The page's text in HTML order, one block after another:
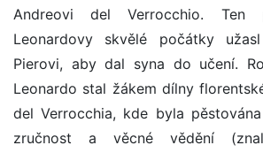
Andreovi del Verrocchio.
Leonardovy skvělé počátky
Pierovi, aby dal syna do učení.
Leonardo stal žákem dílny
del Verrocchia, kde byla
zručnost a věcné vědění